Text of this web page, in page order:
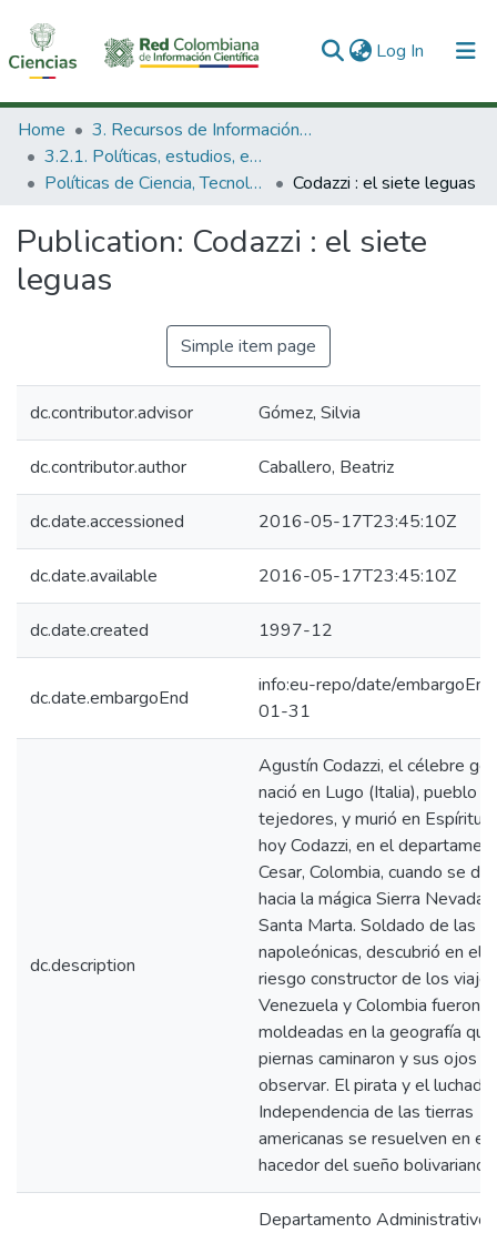
Log In (current)
Communities & Collections
All of DSpace
Home
3. Recursos de Información Científica y Tecnológica
3.2.1. Políticas, estudios, evaluaciones e indicadores de CTeI
Políticas de Ciencia, Tecnología e Innovación
Codazzi : el siete leguas
Publication: Codazzi : el siete
leguas
Simple item page
dc.contributor.advisor Gómez, Silvia
dc.contributor.author Caballero, Beatriz
dc.date.accessioned 2016-05-17T23:45:10Z
dc.date.available 2016-05-17T23:45:10Z
dc.date.created 1997-12
dc.date.embargoEnd
info:eu-repo/date/
01-31
dc.description
Agustín Codazzi, el célebre
nació en Lugo (Italia), pueblo
tejedores, y murió en Espíritu
hoy Codazzi, en el
Cesar, Colombia, cuando se
hacia la mágica Sierra Nevada
Santa Marta. Soldado de las
napoleónicas, descubrió en
riesgo constructor de los
Venezuela y Colombia fueron
moldeadas en la geografía
piernas caminaron y sus ojos
observar. El pirata y el
Independencia de las tierras
americanas se resuelven en el
hacedor del sueño bolivariano.
Departamento Administrativo